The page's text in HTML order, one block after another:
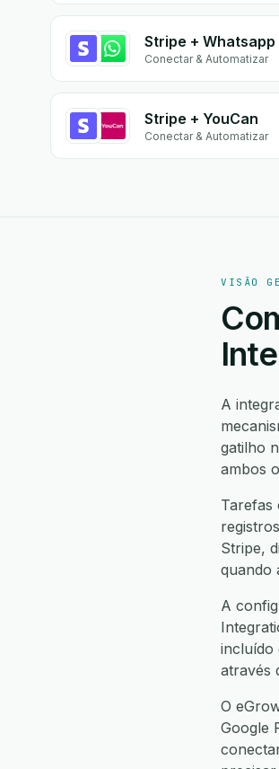
Stripe + Whatsapp
Conectar & Automatizar
Stripe + YouCan
Conectar & Automatizar
VISÃO
A
gatilho
ambos
Tarefas
Stripe,
quando
A
incluído
através
O
Google